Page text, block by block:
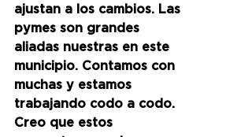
ajustan a los cambios. Las
pymes son grandes
aliadas nuestras en este
municipio. Contamos con
muchas y estamos
trabajando codo a codo.
Creo que estos